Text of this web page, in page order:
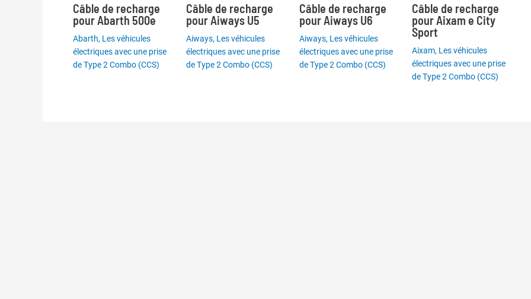
Câble de recharge
pour Abarth 500e
Abarth, Les véhicules
électriques avec une prise
de Type 2 Combo (CCS)
Câble de recharge
pour Aiways U5
Aiways, Les véhicules
électriques avec une prise
de Type 2 Combo (CCS)
Câble de recharge
pour Aiways U6
Aiways, Les véhicules
électriques avec une prise
de Type 2 Combo (CCS)
Câble de recharge
pour Aixam e City
Sport
Aixam, Les véhicules
électriques avec une prise
de Type 2 Combo (CCS)